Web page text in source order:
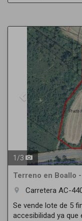
Previous
1 /3
Terreno en Boallo -
room
Carretera AC-
Se vende lote de 5
accesibilidad ya que